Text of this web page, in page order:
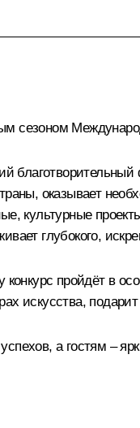
оказывает
культурные
глубокого,
пройдёт в
искусства,
а гостям –